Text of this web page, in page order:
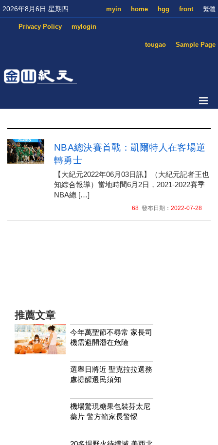
2026年8月6日 星期四 繁體
front
hgg
home
myin
mylogin
Privacy Policy
Sample Page
tougao
NBA總決賽首戰：凱爾特人在客場逆
轉勇士
【大紀元2022年06月03日訊】（大紀元記者王也
知綜合報導）當地時間6月2日，2021-2022賽季
NBA總 […]
68發布日期： 2022-07-28
推薦文章
今年萬聖節不尋常 家長司
機需避開潛在危險
選舉日將近 聖克拉拉選務
處提醒選民須知
機場驚現糖果包裝芬太尼
藥片 警方籲家長警惕